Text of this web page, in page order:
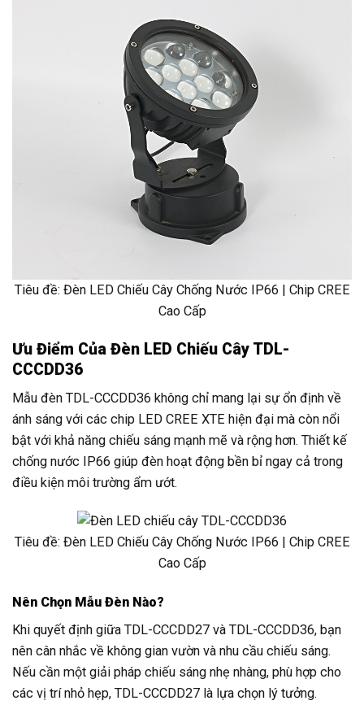
Tiêu đề: Đèn LED Chiếu Cây Chống Nước IP66 | Chip CREE
Cao Cấp
Ưu Điểm Của Đèn LED Chiếu Cây TDL-
CCCDD36
Mẫu đèn TDL-CCCDD36 không chỉ mang lại sự ổn định về
ánh sáng với các chip LED CREE XTE hiện đại mà còn nổi
bật với khả năng chiếu sáng mạnh mẽ và rộng hơn. Thiết kế
chống nước IP66 giúp đèn hoạt động bền bỉ ngay cả trong
điều kiện môi trường ẩm ướt.
Tiêu đề: Đèn LED Chiếu Cây Chống Nước IP66 | Chip CREE
Cao Cấp
Nên Chọn Mẫu Đèn Nào?
Khi quyết định giữa TDL-CCCDD27 và TDL-CCCDD36, bạn
nên cân nhắc về không gian vườn và nhu cầu chiếu sáng.
Nếu cần một giải pháp chiếu sáng nhẹ nhàng, phù hợp cho
các vị trí nhỏ hẹp, TDL-CCCDD27 là lựa chọn lý tưởng.